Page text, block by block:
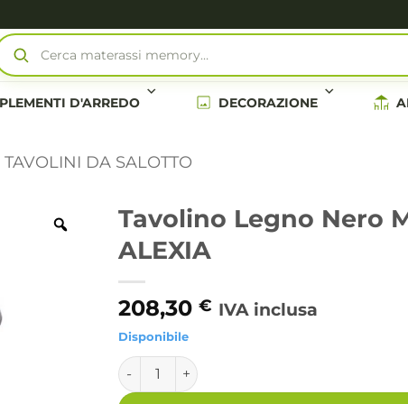
Cerca materassi memory…
D'ARREDO DECORAZIONE
TAVOLINI DA SALOTTO
Tavolino Legno Nero
ALEXIA
208,30 € IVA inclusa
Disponibile
Tavolino Legno Nero Moderno da Interno
Alternative: